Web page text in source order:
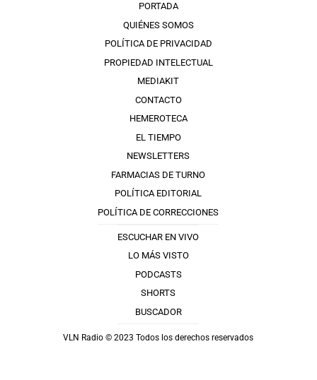
PORTADA
QUIÉNES SOMOS
POLÍTICA DE PRIVACIDAD
PROPIEDAD INTELECTUAL
MEDIAKIT
CONTACTO
HEMEROTECA
EL TIEMPO
NEWSLETTERS
FARMACIAS DE TURNO
POLÍTICA EDITORIAL
POLÍTICA DE CORRECCIONES
ESCUCHAR EN VIVO
LO MÁS VISTO
PODCASTS
SHORTS
BUSCADOR
VLN Radio © 2023 Todos los derechos reservados